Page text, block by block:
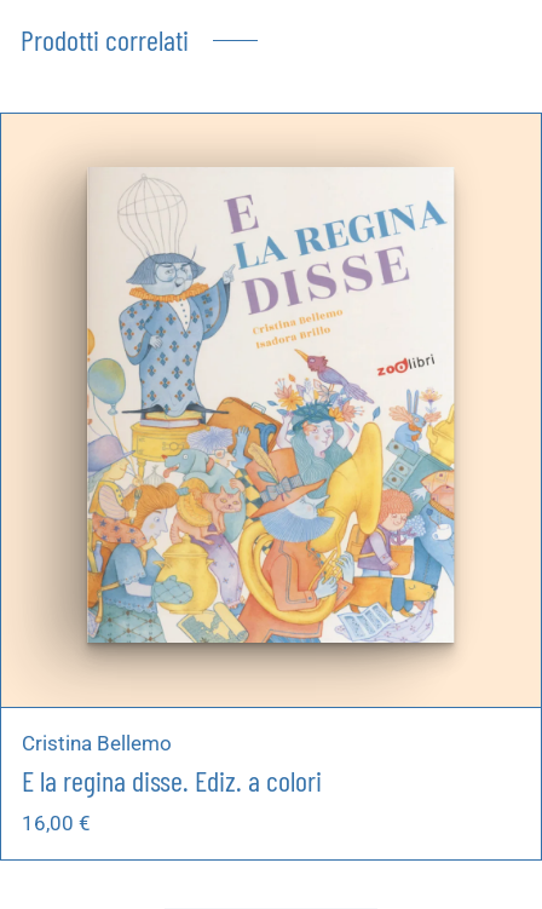
Prodotti correlati
Cristina Bellemo
E la regina disse. Ediz. a colori
16,00 €